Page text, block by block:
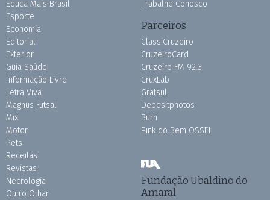
Educa Mais Brasil
Esporte
Economia
Editorial
Exterior
Guia Saúde
Informação Livre
Letra Viva
Magnus Futsal
Mix
Motor
Pets
Receitas
Revistas
Necrologia
Outro Olhar
Trabalhe Conosco
Parceiros
ClassiCruzeiro
CruzeiroCard
Cruzeiro FM 92.3
CruxLab
Grafsul
Depositphotos
Burh
Pink do Bem OSSEL
Fundação Ubaldino do
Amaral